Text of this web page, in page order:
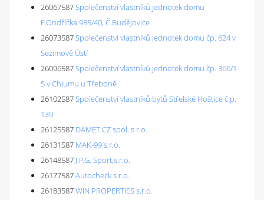
26067587Společenství vlastníků jednotek domu
F.Ondříčka 985/40, Č.Budějovice
26073587Společenství vlastníků jednotek domu čp. 624 v
Sezimově Ústí
26096587Společenství vlastníků jednotek domu čp. 366/1-
5 v Chlumu u Třeboně
26102587Společenství vlastníků bytů Střelské Hoštice č.p.
139
26125587 DAMET CZ spol. s r.o.
26131587 MAK-99 s.r.o.
26148587 J.P.G. Sport,s.r.o.
26177587Autocheck s.r.o.
26183587WIN PROPERTIES s.r.o.